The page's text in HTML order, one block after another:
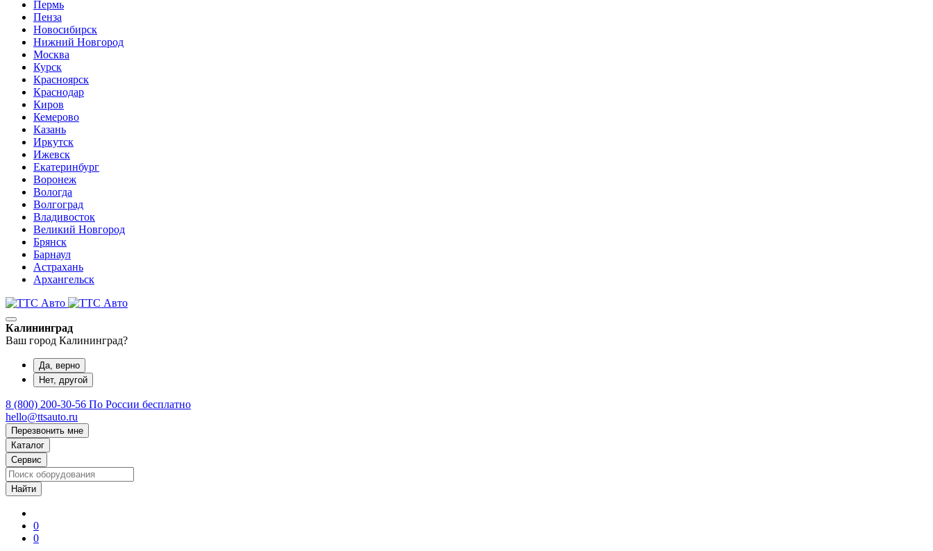
Пермь
Пенза
Новосибирск
Нижний Новгород
Москва
Курск
Красноярск
Краснодар
Киров
Кемерово
Казань
Иркутск
Ижевск
Екатеринбург
Воронеж
Вологда
Волгоград
Владивосток
Великий Новгород
Брянск
Барнаул
Астрахань
Архангельск
Калининград
Ваш город Калининград?
Да, верно
Нет, другой
8 (800) 200-30-56 По России бесплатно
hello@ttsauto.ru
Перезвонить мне
Каталог
Сервис
0
0